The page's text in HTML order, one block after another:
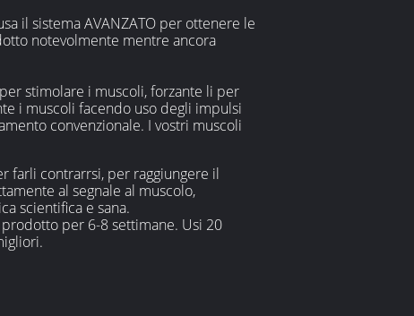
il sistema AVANZATO per ottenere le
notevolmente mentre ancora
stimolare i muscoli, forzante li per
i muscoli facendo uso degli impulsi
convenzionale. I vostri muscoli
farli contrarrsi, per raggiungere il
al segnale al muscolo,
scientifica e sana.
per 6-8 settimane. Usi 20